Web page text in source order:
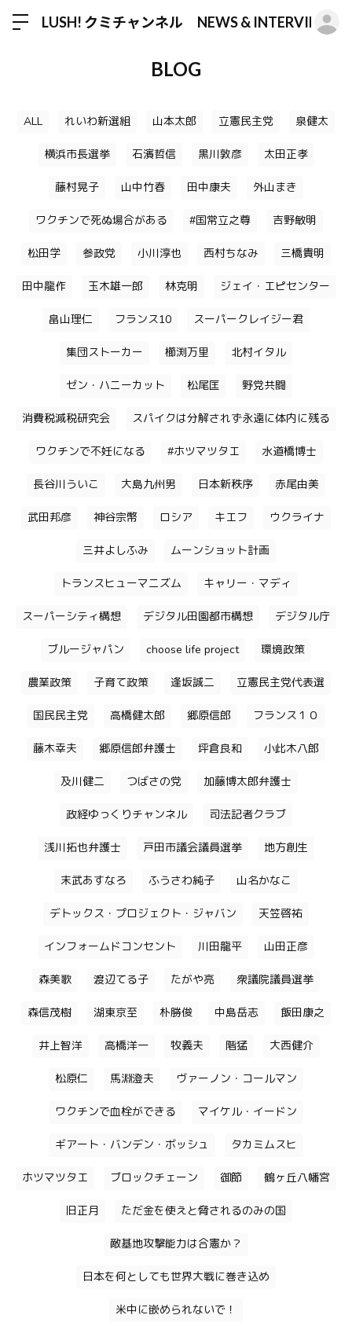
LUSH! クミチャンネル NEWS & INTERVIEW
BLOG
ALL れいわ新選組 山本太郎 立憲民主党 泉健太
横浜市長選挙 石濱哲信 黒川敦彦 太田正孝
藤村晃子 山中竹春 田中康夫 外山まき
ワクチンで死ぬ場合がある #国常立之尊 吉野敏明
松田学 参政党 小川淳也 西村ちなみ 三橋貴明
田中龍作 玉木雄一郎 林克明 ジェイ・エピセンター
畠山理仁 フランス10 スーパークレイジー君
集団ストーカー 櫛渕万里 北村イタル
ゼン・ハニーカット 松尾匡 野党共闘
消費税減税研究会 スパイクは分解されず永遠に体内に残る
ワクチンで不妊になる #ホツマツタエ 水道橋博士
長谷川ういこ 大島九州男 日本新秩序 赤尾由美
武田邦彦 神谷宗幣 ロシア キエフ ウクライナ
三井よしふみ ムーンショット計画
トランスヒューマニズム キャリー・マディ
スーパーシティ構想 デジタル田園都市構想 デジタル庁
ブルージャパン choose life project 環境政策
農業政策 子育て政策 逢坂誠二 立憲民主党代表選
国民民主党 高橋健太郎 郷原信郎 フランス１０
藤木幸夫 郷原信郎弁護士 坪倉良和 小此木八郎
及川健二 つばさの党 加藤博太郎弁護士
政経ゆっくりチャンネル 司法記者クラブ
浅川拓也弁護士 戸田市議会議員選挙 地方創生
末武あすなろ ふうさわ純子 山名かなこ
デトックス・プロジェクト・ジャバン 天笠啓祐
インフォームドコンセント 川田龍平 山田正彦
森美歌 渡辺てる子 たがや亮 衆議院議員選挙
森信茂樹 湖東京至 朴勝俊 中島岳志 飯田康之
井上智洋 高橋洋一 牧義夫 階猛 大西健介
松原仁 馬淵澄夫 ヴァーノン・コールマン
ワクチンで血栓ができる マイケル・イードン
ギアート・バンデン・ボッシュ タカミムスヒ
ホツマツタエ ブロックチェーン 御節 鶴ヶ丘八幡宮
旧正月 ただ金を使えと脅されるのみの国
敵基地攻撃能力は合憲か？
日本を何としても世界大戦に巻き込め
米中に嵌められないで！